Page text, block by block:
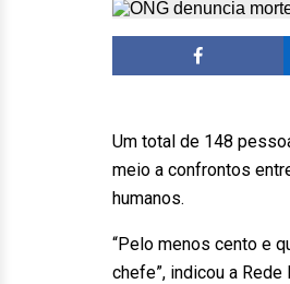
Um total de 148
meio a confrontos
humanos.
“Pelo menos cento e
chefe”, indicou a